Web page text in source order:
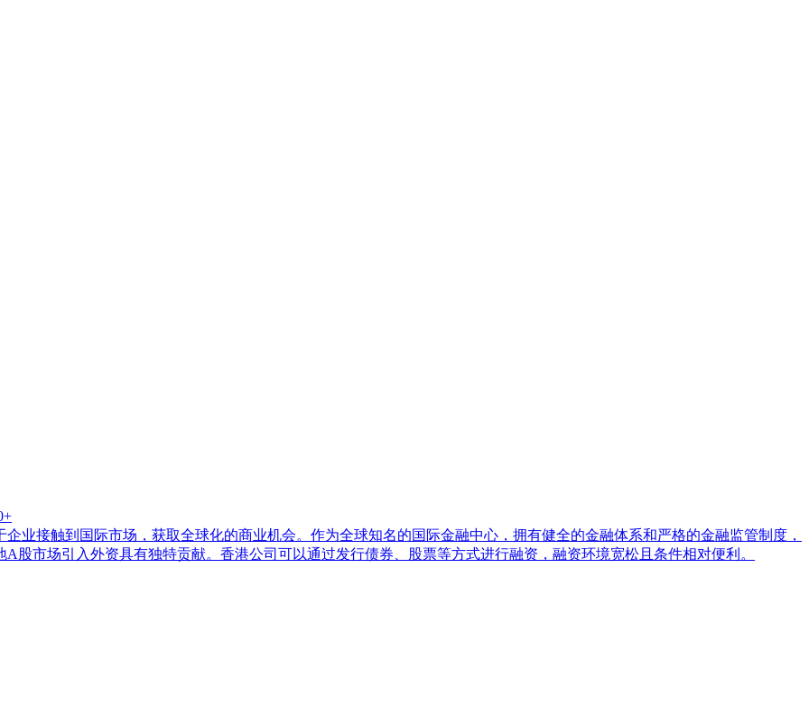
业接触到国际市场，获取全球化的商业机会。作为全球知名的国际金融中心，拥有健全的金融体系和严格的金融监管制度，
股市场引入外资具有独特贡献。香港公司可以通过发行债券、股票等方式进行融资，融资环境宽松且条件相对便利。